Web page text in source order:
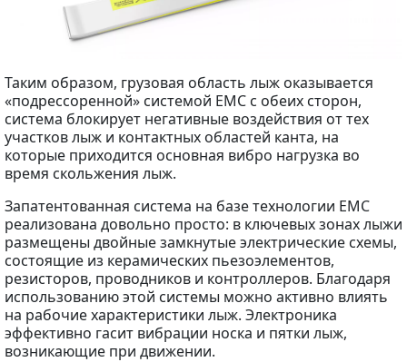
Таким образом, грузовая область лыж оказывается
«подрессоренной» системой EMC с обеих сторон,
система блокирует негативные воздействия от тех
участков лыж и контактных областей канта, на
которые приходится основная вибро нагрузка во
время скольжения лыж.
Запатентованная система на базе технологии EMC
реализована довольно просто: в ключевых зонах лыжи
размещены двойные замкнутые электрические схемы,
состоящие из керамических пьезоэлементов,
резисторов, проводников и контроллеров. Благодаря
использованию этой системы можно активно влиять
на рабочие характеристики лыж. Электроника
эффективно гасит вибрации носка и пятки лыж,
возникающие при движении.